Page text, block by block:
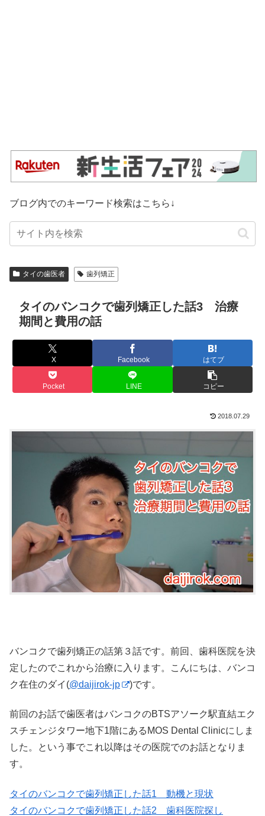
ブログ内でのキーワード検索はこちら↓
タイの歯医者 歯列矯正
タイのバンコクで歯列矯正した話3 治療
期間と費用の話
X Facebook はてブ
Pocket LINE コピー
2018.07.29
バンコクで歯列矯正の話第３話です。前回、歯科医院を決
定したのでこれから治療に入ります。こんにちは、バンコ
ク在住のダイ(@daijirok-jp )です。
前回のお話で歯医者はバンコクのBTSアソーク駅直結エク
スチェンジタワー地下1階にあるMOS Dental Clinicにしま
した。という事でこれ以降はその医院でのお話となりま
す。
タイのバンコクで歯列矯正した話1 動機と現状
タイのバンコクで歯列矯正した話2 歯科医院探し